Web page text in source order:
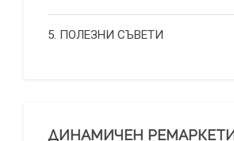
5. ПОЛЕЗНИ СЪВЕТИ
ДИНАМИЧЕН